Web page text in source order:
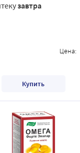
завтра
Цена:
Купить